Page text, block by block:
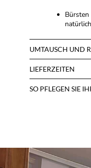
Bürsten
UMTAUSCH UND
LIEFERZEITEN
SO PFLEGEN SIE